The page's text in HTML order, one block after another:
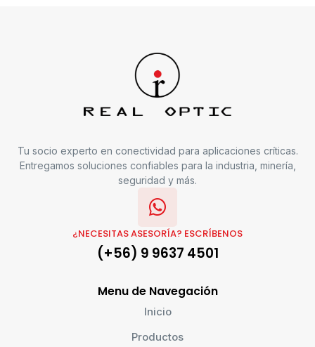
Tu socio experto en conectividad para aplicaciones críticas.
Entregamos soluciones confiables para la industria, minería,
seguridad y más.
¿NECESITAS ASESORÍA? ESCRÍBENOS
(+56) 9 9637 4501
Menu de Navegación
Inicio
Productos